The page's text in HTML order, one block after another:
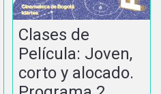
Clases de
Película: Joven,
corto y alocado.